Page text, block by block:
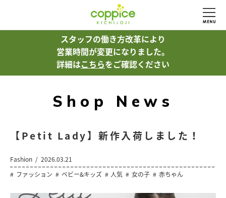
スタッフの働き方改革により
営業時間が変更になりました。
詳細はこちらをご確認ください
Shop News
【Petit Lady】新作入荷しました！
Fashion
2026.03.21
ファッション
ベビー&キッズ 人気 女の子 赤ちゃん